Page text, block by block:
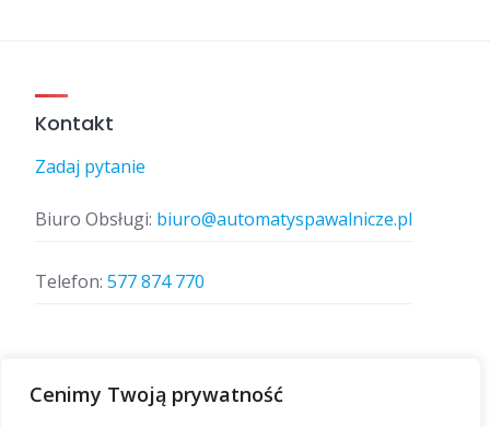
Cenimy Twoją prywatność
Kontakt
Zadaj pytanie
Biuro Obsługi: biuro@automatyspawalnicze.pl
Telefon: 577 874 770